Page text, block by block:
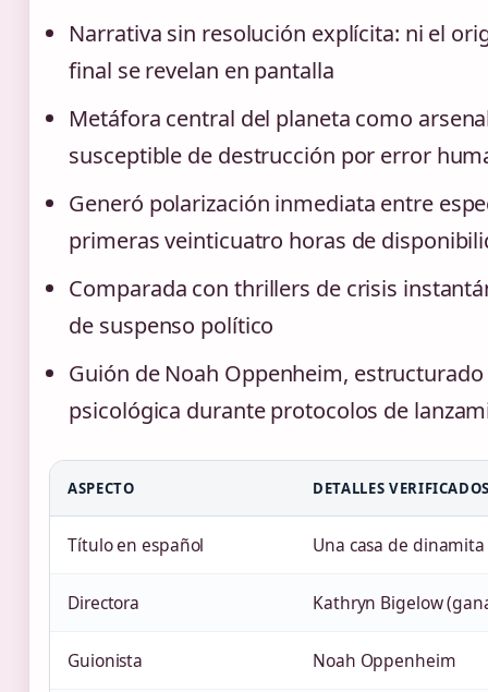
Narrativa sin resolución explícita: ni el
final se revelan en pantalla
Metáfora central del planeta como
susceptible de destrucción por error
Generó polarización inmediata entre
primeras veinticuatro horas de
Comparada con thrillers de crisis
de suspenso político
Guión de Noah Oppenheim,
psicológica durante protocolos de
ASPECTO DETALLES
Título en español Una casa de dinamita
Directora Kathryn Bigelow
Guionista Noah Oppenheim